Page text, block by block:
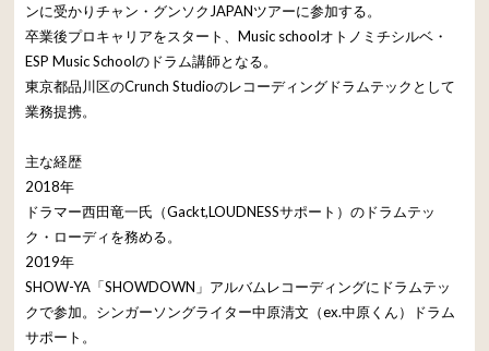
ンに受かりチャン・グンソクJAPANツアーに参加する。
卒業後プロキャリアをスタート、Music schoolオトノミチシルベ・
ESP Music Schoolのドラム講師となる。
東京都品川区のCrunch Studioのレコーディングドラムテックとして
業務提携。
主な経歴
2018年
ドラマー西田竜一氏（Gackt,LOUDNESSサポート）のドラムテッ
ク・ローディを務める。
2019年
SHOW-YA「SHOWDOWN」アルバムレコーディングにドラムテッ
クで参加。シンガーソングライター中原清文（ex.中原くん）ドラム
サポート。